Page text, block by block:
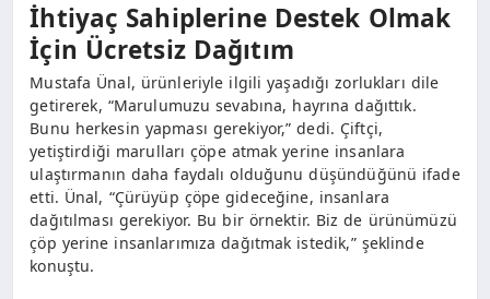
İhtiyaç Sahiplerine Destek Olmak
İçin Ücretsiz Dağıtım
Mustafa Ünal, ürünleriyle ilgili yaşadığı zorlukları dile
getirerek, “Marulumuzu sevabına, hayrına dağıttık.
Bunu herkesin yapması gerekiyor,” dedi. Çiftçi,
yetiştirdiği marulları çöpe atmak yerine insanlara
ulaştırmanın daha faydalı olduğunu düşündüğünü ifade
etti. Ünal, “Çürüyüp çöpe gideceğine, insanlara
dağıtılması gerekiyor. Bu bir örnektir. Biz de ürünümüzü
çöp yerine insanlarımıza dağıtmak istedik,” şeklinde
konuştu.